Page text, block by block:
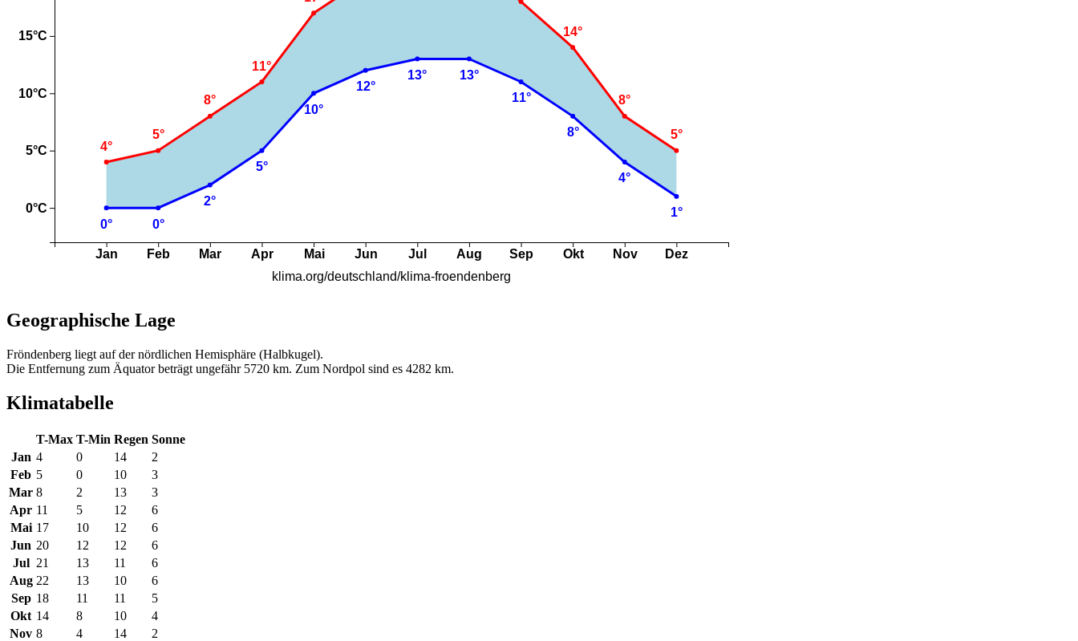
Geographische Lage
Fröndenberg liegt auf der nördlichen Hemisphäre (Halbkugel).
Die Entfernung zum Äquator beträgt ungefähr 5720 km. Zum Nordpol sind es 4282 km.
Klimatabelle
T-Max T-Min Regen Sonne
Jan 4 0 14
2
Feb 5 0 10
3
Mar 8 2 13
3
Apr 11 5 12
6
Mai 17 10 12
6
Jun 20 12 12
6
Jul 21 13 11
6
Aug 22 13 10
6
Sep 18 11 11
5
Okt 14 8 10
4
Nov 8 4 14
2